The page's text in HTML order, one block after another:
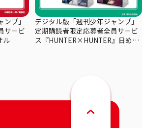
プ」
サービ
ル
デジタル版「週刊少年ジャンプ」
定期購読者限定応募者全員サービ
ス『HUNTER×HUNTER』日めく